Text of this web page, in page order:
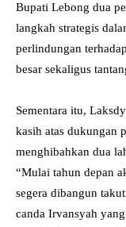
Bupati Lebong dua
langkah strategis
perlindungan
besar sekaligus
Sementara itu,
kasih atas dukungan
menghibahkan dua
“Mulai tahun depan
segera dibangun
canda Irvansyah